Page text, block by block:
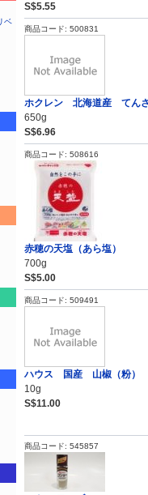
ベ
S$5.55
商品コード: 500831
ホクレン 北海道産 てん
650g
S$6.96
商品コード: 508616
赤穂の天塩（あら塩）
700g
S$5.00
商品コード: 509491
ハウス 国産 山椒（粉）
10g
S$11.00
商品コード: 545857